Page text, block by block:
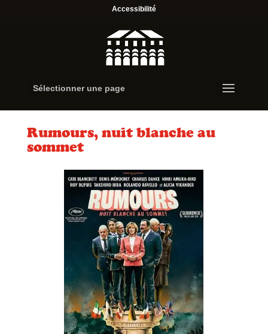
Accessibilité
Sélectionner une page
Rumours, nuit blanche au
sommet